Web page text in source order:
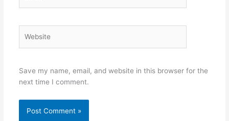
Save my name, email, and website in this browser for the
next time I comment.